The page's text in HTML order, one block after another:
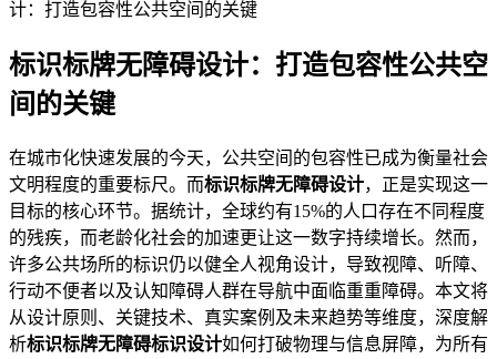
计：打造包容性公共空间的关键
标识标牌无障碍设计：打造包容性公共空
间的关键
2026-06-01 17:54:57
在城市化快速发展的今天，公共空间的包容性已成为衡量社会
文明程度的重要标尺。而标识标牌无障碍设计，正是实现这一
目标的核心环节。据统计，全球约有15%的人口存在不同程度
的残疾，而老龄化社会的加速更让这一数字持续增长。然而，
许多公共场所的标识仍以健全人视角设计，导致视障、听障、
行动不便者以及认知障碍人群在导航中面临重重障碍。本文将
从设计原则、关键技术、真实案例及未来趋势等维度，深度解
析标识标牌无障碍标识设计如何打破物理与信息屏障，为所有